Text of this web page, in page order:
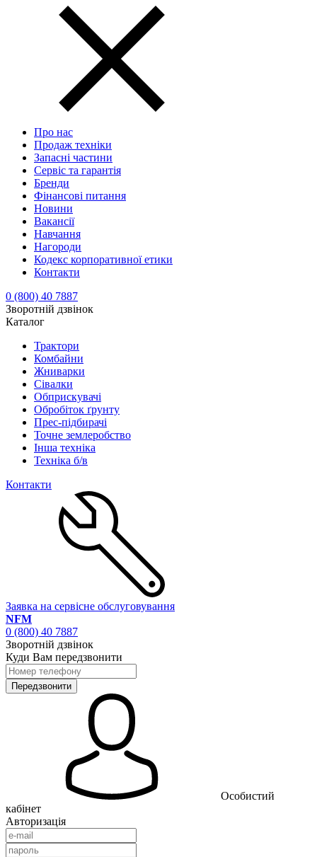
Про нас
Продаж техніки
Запасні частини
Сервіс та гарантія
Бренди
Фінансові питання
Новини
Вакансії
Навчання
Нагороди
Кодекс корпоративної етики
Контакти
0 (800) 40 7887
Зворотній дзвінок
Каталог
Трактори
Комбайни
Жниварки
Сівалки
Обприскувачі
Обробіток ґрунту
Прес-підбирачі
Точне землеробство
Інша техніка
Техніка б/в
Контакти
Заявка на сервісне обслуговування
NFM
0 (800) 40 7887
Зворотній дзвінок
Куди Вам передзвонити
Особистий
кабінет
Авторизація